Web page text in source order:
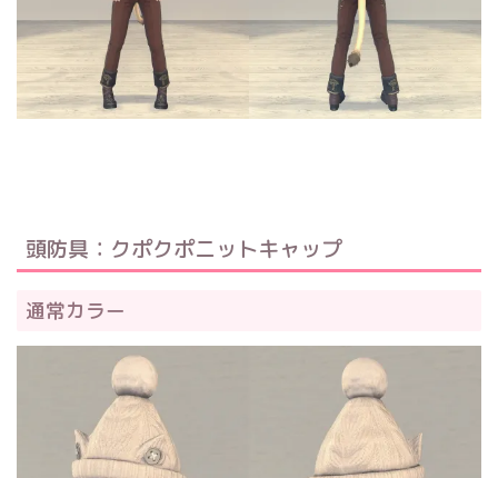
頭防具：クポクポニットキャップ
通常カラー